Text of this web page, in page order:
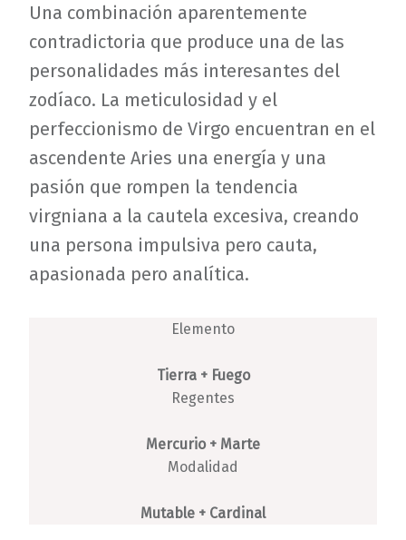
Una combinación aparentemente
contradictoria que produce una de las
personalidades más interesantes del
zodíaco. La meticulosidad y el
perfeccionismo de Virgo encuentran en el
ascendente Aries una energía y una
pasión que rompen la tendencia
virgniana a la cautela excesiva, creando
una persona impulsiva pero cauta,
apasionada pero analítica.
Elemento
Tierra + Fuego
Regentes
Mercurio + Marte
Modalidad
Mutable + Cardinal